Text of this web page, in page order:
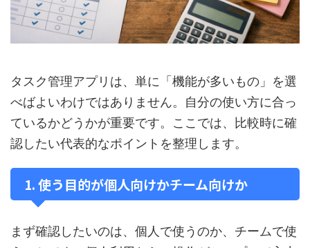
タスク管理アプリは、単に「機能が多いもの」を選
べばよいわけではありません。自分の使い方に合っ
ているかどうかが重要です。ここでは、比較時に確
認したい代表的なポイントを整理します。
1. 使う目的が個人向けかチーム向けか
まず確認したいのは、個人で使うのか、チームで使